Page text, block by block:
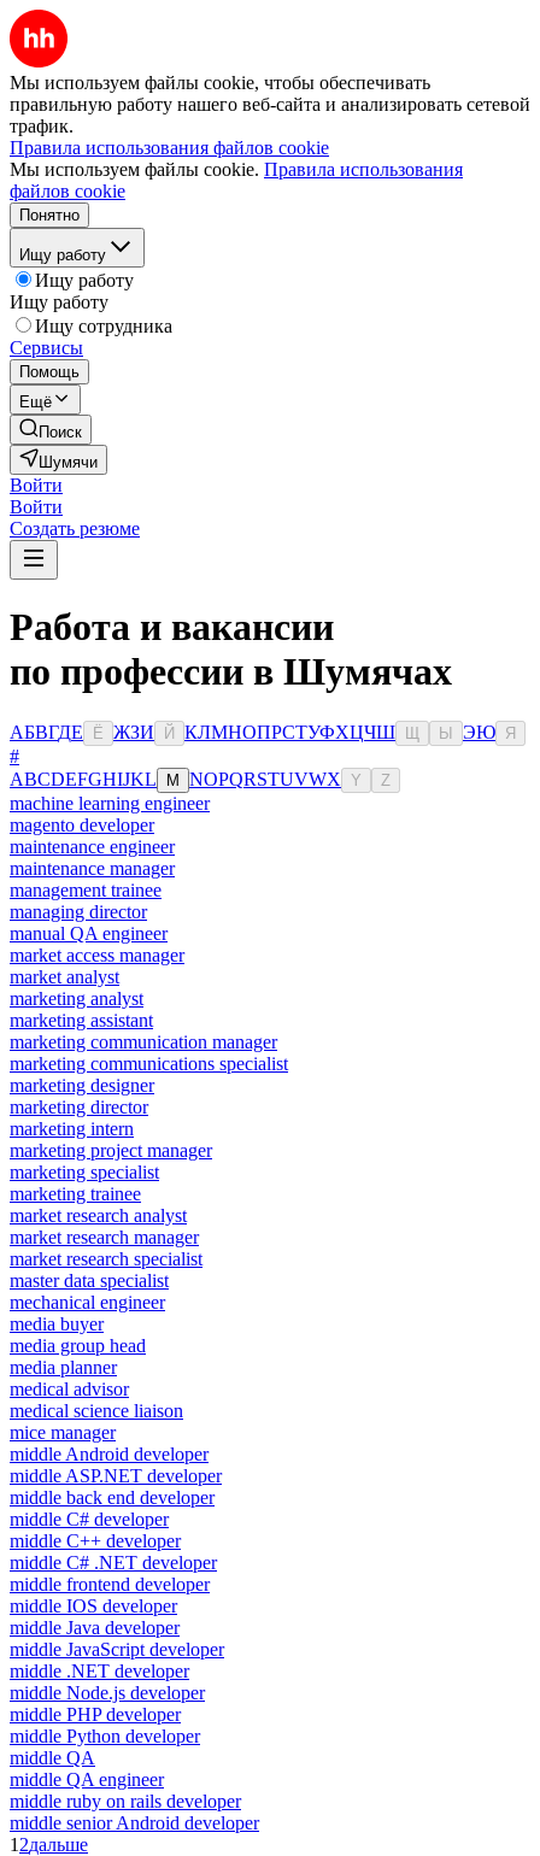
Мы используем файлы cookie, чтобы обеспечивать
правильную работу нашего веб-сайта и анализировать сетевой
трафик.
Правила использования файлов cookie
Мы используем файлы cookie. Правила использования
файлов cookie
Понятно
Ищу работу
Ищу работу
Ищу работу
Ищу сотрудника
Сервисы
Помощь
Ещё
Поиск
Шумячи
Войти
Войти
Создать резюме
Работа и вакансии
по профессии в Шумячах
АБВГДЕ Ё ЖЗИ Й КЛМНОПРСТУФХЦЧШ Ы ЭЮ Я
#
ABCDEFGHIJKL M NOPQRSTUVWX Y Z
machine learning engineer
magento developer
maintenance engineer
maintenance manager
management trainee
managing director
manual QA engineer
market access manager
market analyst
marketing analyst
marketing assistant
marketing communication manager
marketing communications specialist
marketing designer
marketing director
marketing intern
marketing project manager
marketing specialist
marketing trainee
market research analyst
market research manager
market research specialist
master data specialist
mechanical engineer
media buyer
media group head
media planner
medical advisor
medical science liaison
mice manager
middle Android developer
middle ASP.NET developer
middle back end developer
middle C# developer
middle C++ developer
middle C# .NET developer
middle frontend developer
middle IOS developer
middle Java developer
middle JavaScript developer
middle .NET developer
middle Node.js developer
middle PHP developer
middle Python developer
middle QA
middle QA engineer
middle ruby on rails developer
middle senior Android developer
1 2дальше